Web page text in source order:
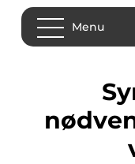
Menu
Synstest: En